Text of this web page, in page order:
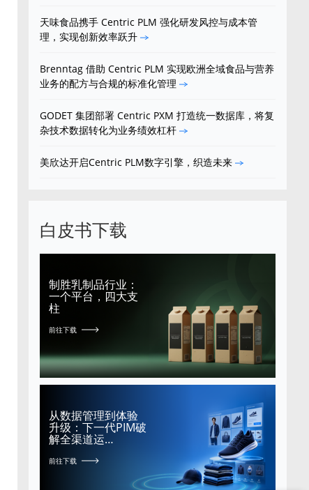
天味食品携手 Centric PLM 强化研发风控与成本管
理，实现创新效率跃升
Brenntag 借助 Centric PLM 实现欧洲全域食品与营养
业务的配方与合规的标准化管理
GODET 集团部署 Centric PXM 打造统一数据库，将复
杂技术数据转化为业务绩效杠杆
美欣达开启Centric PLM数字引擎，织造未来
白皮书下载
制胜乳制品行业：
一个平台，四大支
柱
前往下载
从数据管理到体验
升级：下一代PIM破
解全渠道运…
前往下载